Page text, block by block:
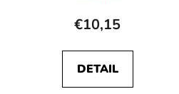
€10,15
DETAIL